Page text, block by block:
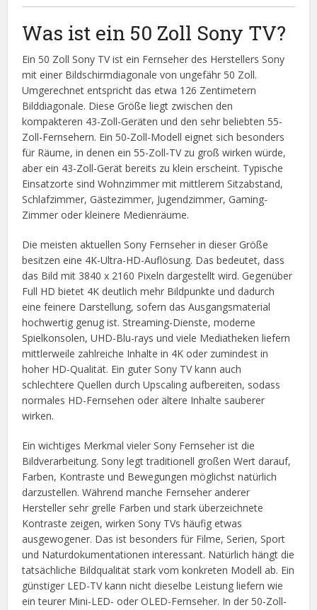
Was ist ein 50 Zoll Sony TV?
Ein 50 Zoll Sony TV ist ein Fernseher des Herstellers Sony
mit einer Bildschirmdiagonale von ungefähr 50 Zoll.
Umgerechnet entspricht das etwa 126 Zentimetern
Bilddiagonale. Diese Größe liegt zwischen den
kompakteren 43-Zoll-Geräten und den sehr beliebten 55-
Zoll-Fernsehern. Ein 50-Zoll-Modell eignet sich besonders
für Räume, in denen ein 55-Zoll-TV zu groß wirken würde,
aber ein 43-Zoll-Gerät bereits zu klein erscheint. Typische
Einsatzorte sind Wohnzimmer mit mittlerem Sitzabstand,
Schlafzimmer, Gästezimmer, Jugendzimmer, Gaming-
Zimmer oder kleinere Medienräume.
Die meisten aktuellen Sony Fernseher in dieser Größe
besitzen eine 4K-Ultra-HD-Auflösung. Das bedeutet, dass
das Bild mit 3840 x 2160 Pixeln dargestellt wird. Gegenüber
Full HD bietet 4K deutlich mehr Bildpunkte und dadurch
eine feinere Darstellung, sofern das Ausgangsmaterial
hochwertig genug ist. Streaming-Dienste, moderne
Spielkonsolen, UHD-Blu-rays und viele Mediatheken liefern
mittlerweile zahlreiche Inhalte in 4K oder zumindest in
hoher HD-Qualität. Ein guter Sony TV kann auch
schlechtere Quellen durch Upscaling aufbereiten, sodass
normales HD-Fernsehen oder ältere Inhalte sauberer
wirken.
Ein wichtiges Merkmal vieler Sony Fernseher ist die
Bildverarbeitung. Sony legt traditionell großen Wert darauf,
Farben, Kontraste und Bewegungen möglichst natürlich
darzustellen. Während manche Fernseher anderer
Hersteller sehr grelle Farben und stark überzeichnete
Kontraste zeigen, wirken Sony TVs häufig etwas
ausgewogener. Das ist besonders für Filme, Serien, Sport
und Naturdokumentationen interessant. Natürlich hängt die
tatsächliche Bildqualität stark vom konkreten Modell ab. Ein
günstiger LED-TV kann nicht dieselbe Leistung liefern wie
ein teurer Mini-LED- oder OLED-Fernseher. In der 50-Zoll-